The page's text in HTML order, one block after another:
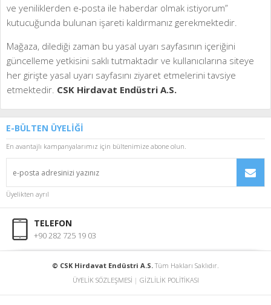
ve yeniliklerden e-posta ile haberdar olmak istiyorum”
kutucuğunda bulunan işareti kaldırmanız gerekmektedir.
Mağaza, dilediği zaman bu yasal uyarı sayfasının içeriğini
güncelleme yetkisini saklı tutmaktadır ve kullanıcılarına siteye
her girişte yasal uyarı sayfasını ziyaret etmelerini tavsiye
etmektedir. CSK Hirdavat Endüstri A.S.
E-BÜLTEN ÜYELİĞİ
En avantajlı kampanyalarımız için bültenimize abone olun.
Üyelikten ayrıl
TELEFON
+90 282 725 19 03
© CSK Hirdavat Endüstri A.S.Tüm Hakları Saklıdır.
ÜYELİK SÖZLEŞMESİ | GİZLİLİK POLİTİKASI